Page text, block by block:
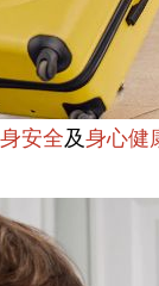
安全及身心健